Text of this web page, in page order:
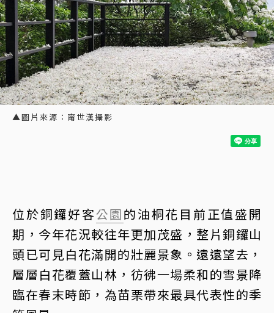
▲圖片來源：甯世漢攝影
位於銅鑼好客公園的油桐花目前正值盛開
期，今年花況較往年更加茂盛，整片銅鑼山
頭已可見白花滿開的壯麗景象。遠遠望去，
層層白花覆蓋山林，彷彿一場柔和的雪景降
臨在春末時節，為苗栗帶來最具代表性的季